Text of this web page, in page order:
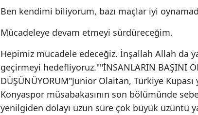
Ben kendimi biliyorum, bazı maçlar iyi
Mücadeleye devam etmeyi sürdüreceğim.
Hepimiz mücadele edeceğiz. İnşallah Allah da
geçirmeyi hedefliyoruz.""İNSANLARIN BAŞINI
DÜŞÜNÜYORUM"Junior Olaitan, Türkiye
Konyaspor müsabakasının son bölümünde
yenilgiden dolayı uzun süre çok büyük üzüntü